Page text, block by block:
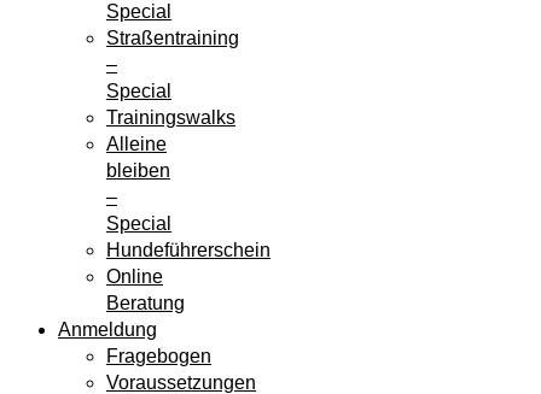
Special
Straßentraining
–
Special
Trainingswalks
Alleine
bleiben
–
Special
Hundeführerschein
Online
Beratung
Anmeldung
Fragebogen
Voraussetzungen